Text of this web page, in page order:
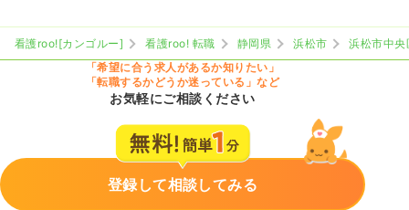
看護roo![カンゴルー] 看護roo! 転職 静岡県 浜松市
浜松市中央
「希望に合う求人があるか知りたい」
「転職するかどうか迷っている」など
お気軽にご相談ください
登録して相談してみる